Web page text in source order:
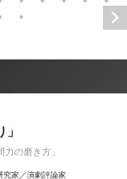
の磨き方」
究家／演劇評論家